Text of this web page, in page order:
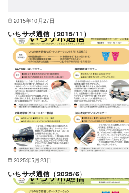
2015年10月27日
いちサポ通信（2015/11）
2025年5月23日
いちサポ通信（2025/6）